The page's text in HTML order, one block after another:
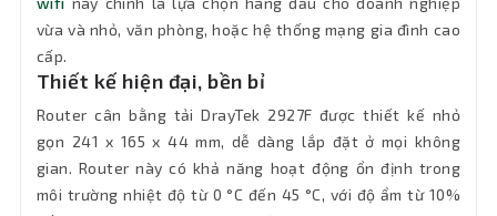
OpenVPN, Wireguard
Hiệu
Đang cap nhat
năng
chính
QoS, route policy, firewall, content
filtering, bandwidth management,
captive hotspot
vừa và nhỏ, văn phòng, hoặc hệ thống mạng gia đình cao
cấp.
Thiết kế hiện đại, bền bỉ
Router cân bằng tải DrayTek 2927F được thiết kế nhỏ
gọn 241 x 165 x 44 mm, dễ dàng lắp đặt ở mọi không
gian. Router này có khả năng hoạt động ổn định trong
môi trường nhiệt độ từ 0 °C đến 45 °C, với độ ẩm từ 10%